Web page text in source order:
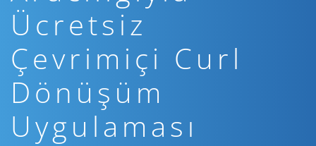
Ücretsiz
Çevrimiçi Curl
Dönüşüm
Uygulaması